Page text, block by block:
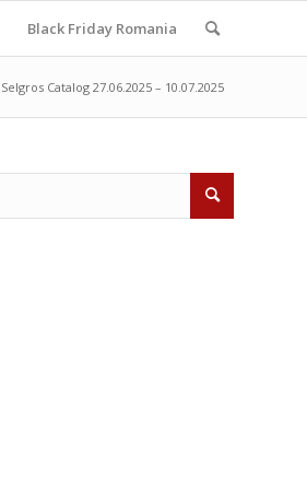
Black Friday Romania
Selgros Catalog 27.06.2025 – 10.07.2025